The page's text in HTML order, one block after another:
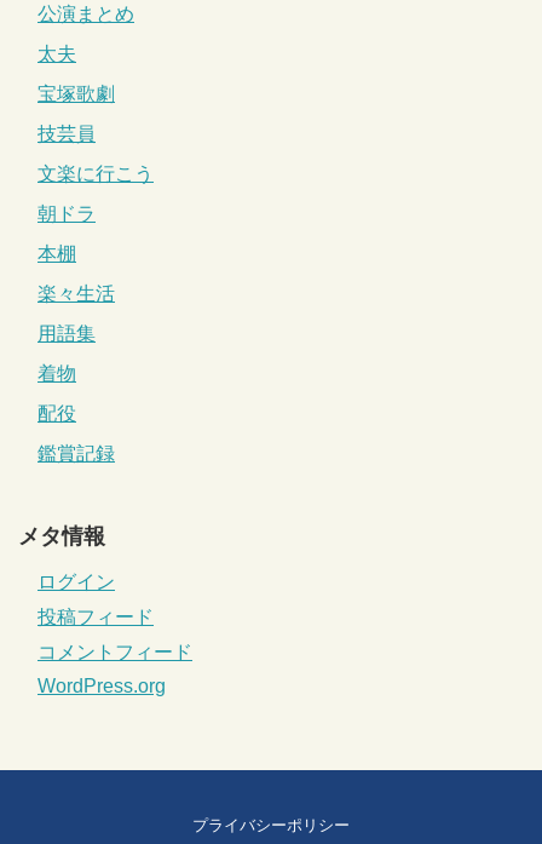
公演まとめ
太夫
宝塚歌劇
技芸員
文楽に行こう
朝ドラ
本棚
楽々生活
用語集
着物
配役
鑑賞記録
メタ情報
ログイン
投稿フィード
コメントフィード
WordPress.org
プライバシーポリシー